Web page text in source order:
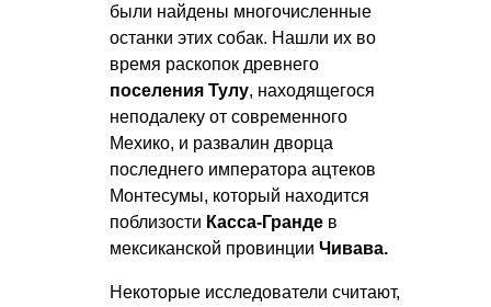
были найдены многочисленные
останки этих собак. Нашли их во
время раскопок древнего
поселения Тулу, находящегося
неподалеку от современного
Мехико, и развалин дворца
последнего императора ацтеков
Монтесумы, который находится
поблизости Касса-Гранде в
мексиканской провинции Чивава.
Некоторые исследователи считают,